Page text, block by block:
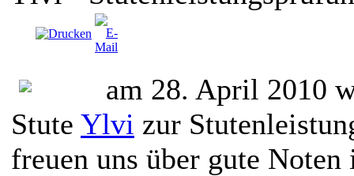
am 28. April 2010
Stute Ylvi zur
freuen uns über gute